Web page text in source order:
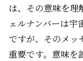
は、その意味を理
ェルナンバーは宇
ですが、そのメッ
重要です。意味を